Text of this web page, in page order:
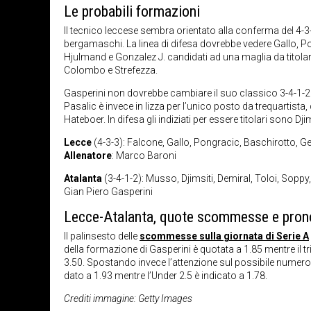
Le probabili formazioni
Il tecnico leccese sembra orientato alla conferma del
bergamaschi. La linea di difesa dovrebbe vedere Gallo,
Hjulmand e Gonzalez J. candidati ad una maglia da
Colombo e Strefezza.
Gasperini non dovrebbe cambiare il suo classico 3-4-
Pasalic è invece in lizza per l’unico posto da
Hateboer. In difesa gli indiziati per essere titolari sono
Lecce (4-3-3): Falcone, Gallo, Pongracic, Baschirotto,
Allenatore: Marco Baroni
Atalanta (3-4-1-2): Musso, Djimsiti, Demiral, Toloi,
Gian Piero Gasperini
Lecce-Atalanta, quote scommesse e
Il palinsesto delle scommesse sulla giornata di Serie A
della formazione di Gasperini è quotata a 1.85 mentre il
3.50. Spostando invece l’attenzione sul possibile
dato a 1.93 mentre l’Under 2.5 è indicato a 1.78.
Crediti immagine: Getty Images